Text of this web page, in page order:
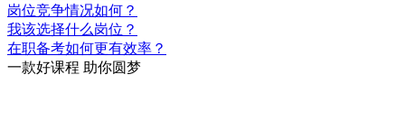
岗位竞争情况如何？
我该选择什么岗位？
在职备考如何更有效率？
一款好课程 助你圆梦